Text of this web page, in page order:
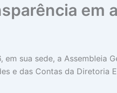
em
sua sede, a Assembleia
e das Contas da Diretoria